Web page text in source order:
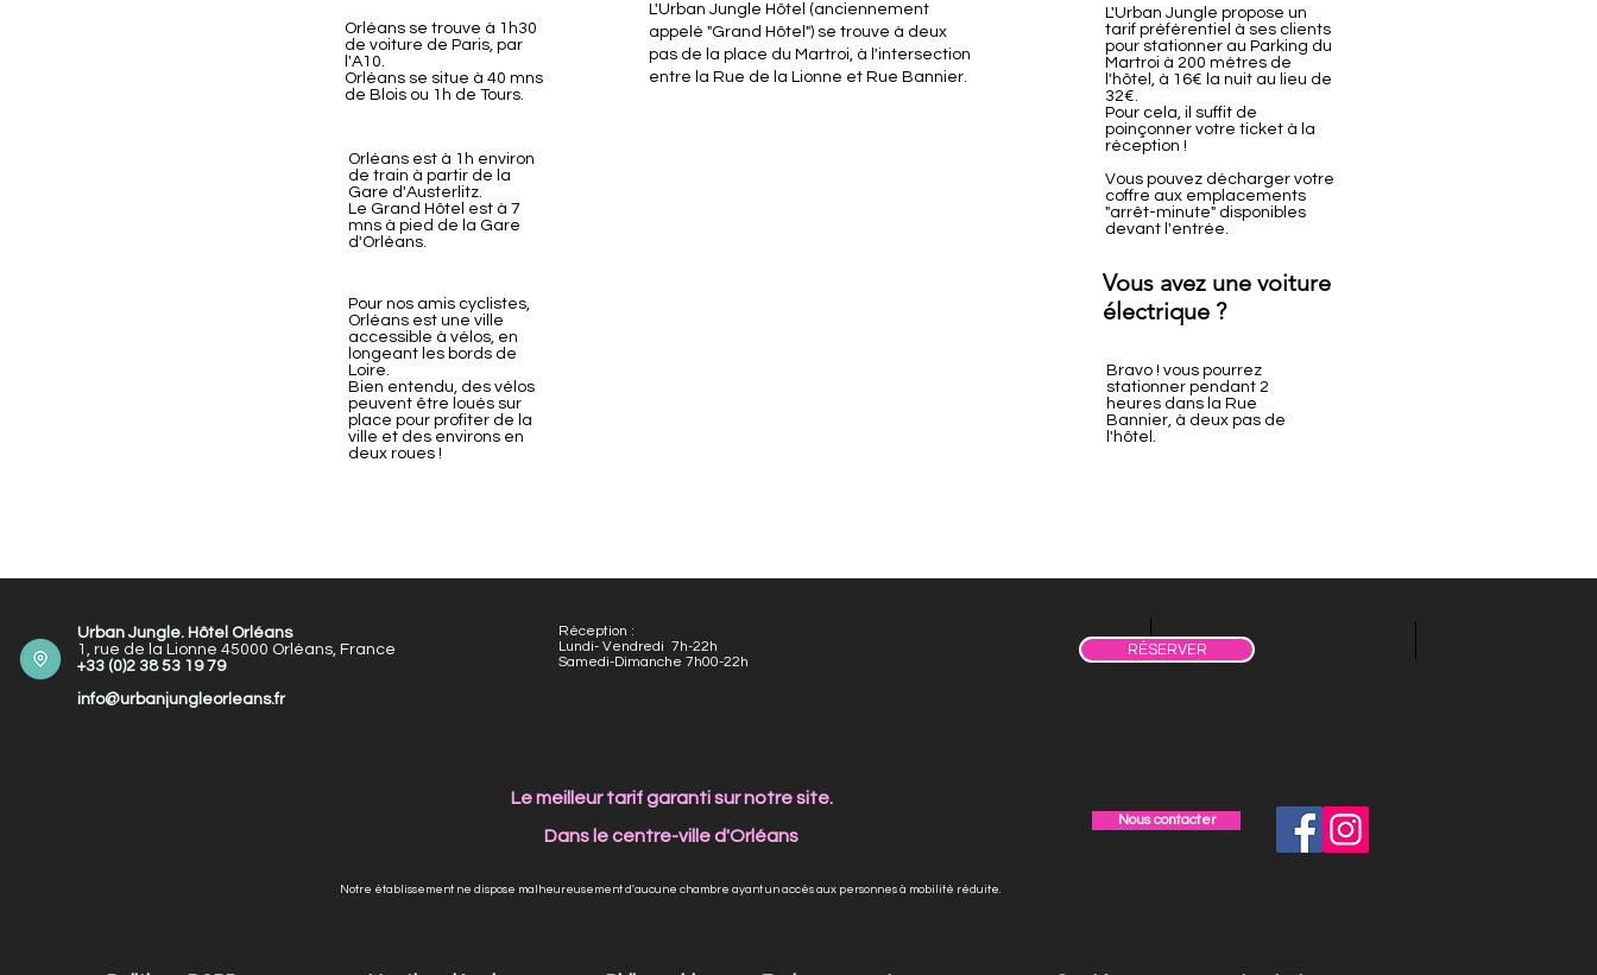
Orléans se trouve à 1h30
de voiture de Paris, par
l'A10.
Orléans se situe à 40 mns
de Blois ou 1h de Tours.
Orléans est à 1h environ
de train à partir de la
Gare d'Austerlitz.
Le Grand Hôtel est à 7
mns à pied de la Gare
d'Orléans.
Pour nos amis cyclistes,
Orléans est une ville
accessible à vélos, en
longeant les bords de
Loire.
Bien entendu, des vélos
peuvent être loués sur
place pour profiter de la
ville et des environs en
deux roues !
L'Urban Jungle Hôtel (anciennement
appelé "Grand Hôtel") se trouve à deux
pas de la place du Martroi, à l'intersection
entre la Rue de la Lionne et Rue Bannier.
L'Urban Jungle propose un
tarif préférentiel à ses clients
pour stationner au Parking du
Martroi à 200 mètres de
l'hôtel, à 16€ la nuit au lieu de
32€.
Pour cela, il suffit de
poinçonner votre ticket à la
réception !
Vous pouvez décharger votre
coffre aux emplacements
"arrêt-minute" disponibles
devant l'entrée.
Vous avez une voiture
électrique ?
Bravo ! vous pourrez
stationner pendant 2
heures dans la Rue
Bannier, à deux pas de
l'hôtel.
Urban Jungle. Hôtel Orléans
1, rue de la Lionne 45000 Orléans, France
+33 (0)2 38 53 19 79
info@urbanjungleorleans.fr
Réception :
Lundi- Vendredi 7h-22h
Samedi-Dimanche 7h00-22h
RÉSERVER
Le meilleur tarif garanti sur notre site.
Dans le centre-ville d'Orléans
Notre établissement ne dispose malheureusement d'aucune chambre ayant un accès aux personnes à mobilité réduite.
Nous contacter